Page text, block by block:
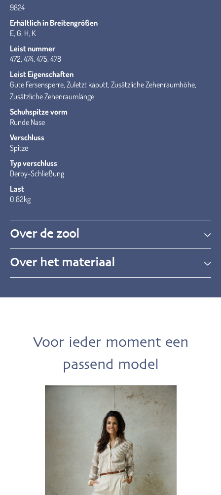
9824
Erhältlich in Breitengrößen
E, G, H, K
Leist nummer
472, 474, 475, 478
Leist Eigenschaften
Gute Fersensperre, Zuletzt kaputt, Zusätzliche Zehenraumhöhe,
Zusätzliche Zehenraumlänge
Schuhspitze vorm
Runde Nase
Verschluss
Spitze
Typ verschluss
Derby-Schließung
Last
0,82kg
Over de zool
Over het materiaal
Voor ieder moment een
passend model